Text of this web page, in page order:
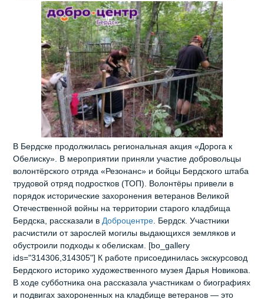
В Бердске продолжилась региональная акция «Дорога к
Обелиску». В мероприятии приняли участие добровольцы
волонтёрского отряда «Резонанс» и бойцы Бердского штаба
трудовой отряд подростков (ТОП). Волонтёры привели в
порядок исторические захоронения ветеранов Великой
Отечественной войны на территории старого кладбища
Бердска, рассказали в Доброцентре . Бердск. Участники
расчистили от зарослей могилы выдающихся земляков и
обустроили подходы к обелискам. [bo_gallery
ids="314306,314305"] К работе присоединилась экскурсовод
Бердского историко художественного музея Дарья Новикова.
В ходе субботника она рассказала участникам о биографиях
и подвигах захороненных на кладбище ветеранов — это